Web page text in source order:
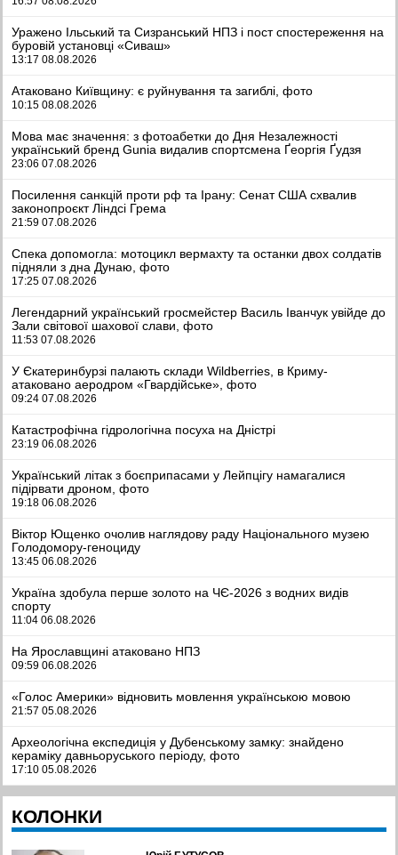
Уражено Ільський та Сизранський НПЗ і пост спостереження на
буровій установці «Сиваш»
13:17 08.08.2026
Атаковано Київщину: є руйнування та загиблі, фото
10:15 08.08.2026
Мова має значення: з фотоабетки до Дня Незалежності
український бренд Gunia видалив спортсмена Ґеоргія Ґудзя
23:06 07.08.2026
Посилення санкцій проти рф та Ірану: Сенат США схвалив
законопроєкт Ліндсі Грема
21:59 07.08.2026
Спека допомогла: мотоцикл вермахту та останки двох солдатів
підняли з дна Дунаю, фото
17:25 07.08.2026
Легендарний український гросмейстер Василь Іванчук увійде до
Зали світової шахової слави, фото
11:53 07.08.2026
У Єкатеринбурзі палають склади Wildberries, в Криму-
атаковано аеродром «Гвардійське», фото
09:24 07.08.2026
Катастрофічна гідрологічна посуха на Дністрі
23:19 06.08.2026
Український літак з боєприпасами у Лейпцігу намагалися
підірвати дроном, фото
19:18 06.08.2026
Віктор Ющенко очолив наглядову раду Національного музею
Голодомору-геноциду
13:45 06.08.2026
Україна здобула перше золото на ЧЄ-2026 з водних видів
спорту
11:04 06.08.2026
На Ярославщині атаковано НПЗ
09:59 06.08.2026
«Голос Америки» відновить мовлення українською мовою
21:57 05.08.2026
Археологічна експедиція у Дубенському замку: знайдено
кераміку давньоруського періоду, фото
17:10 05.08.2026
рф розгортає підрозділ КНДР з балістикою для обстрілу
України, Трамп - відмовив Зеленському у ракетах для Patriot
14:06 05.08.2026
КОЛОНКИ